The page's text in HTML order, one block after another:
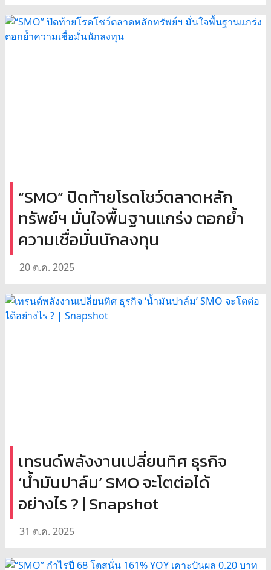
“SMO” ปิดท้ายโรดโชว์ตลาดหลัก
ทรัพย์ฯ มั่นใจพื้นฐานแกร่ง ตอกย้ำ
ความเชื่อมั่นนักลงทุน
20 ต.ค. 2025
เทรนด์พลังงานเปลี่ยนทิศ ธุรกิจ
‘น้ำมันปาล์ม’ SMO จะโตต่อได้
อย่างไร ? | Snapshot
31 ต.ค. 2025